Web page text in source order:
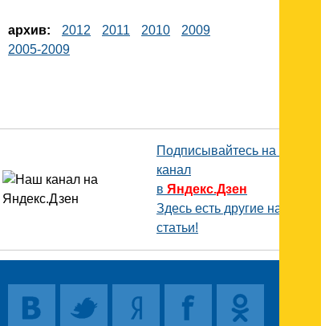
архив: 2012 2011 2010
2009
2005-2009
Подписывайтесь на наш
канал
в Яндекс.Дзен
Здесь есть другие наши
статьи!